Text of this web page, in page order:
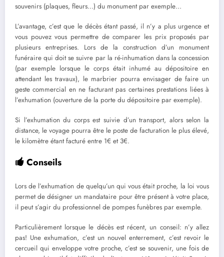
souvenirs (plaques, fleurs…) du monument par exemple…
L’avantage, c’est que le décès étant passé, il n’y a plus urgence et
vous pouvez vous permettre de comparer les prix proposés par
plusieurs entreprises. Lors de la construction d’un monument
funéraire qui doit se suivre par la ré-inhumation dans la concession
(par exemple lorsque le corps était inhumé au dépositoire en
attendant les travaux), le marbrier pourra envisager de faire un
geste commercial en ne facturant pas certaines prestations liées à
l’exhumation (ouverture de la porte du dépositoire par exemple).
Si l’exhumation du corps est suivie d’un transport, alors selon la
distance, le voyage pourra être le poste de facturation le plus élevé,
le kilomètre étant facturé entre 1€ et 3€.
Conseils
Lors de l’exhumation de quelqu’un qui vous était proche, la loi vous
permet de désigner un mandataire pour être présent à votre place,
il peut s’agir du professionnel de pompes funèbres par exemple.
Particulièrement lorsque le décès est récent, un conseil: n’y allez
pas! Une exhumation, c’est un nouvel enterrement, c’est revoir le
cercueil qui enveloppe votre proche, c’est se souvenir, une fois de